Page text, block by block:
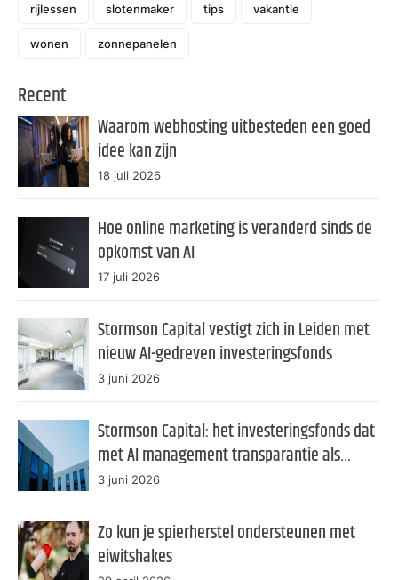
rijlessen slotenmaker tips vakantie
wonen zonnepanelen
Recent
Waarom webhosting uitbesteden een goed
idee kan zijn
18 juli 2026
Hoe online marketing is veranderd sinds de
opkomst van AI
17 juli 2026
Stormson Capital vestigt zich in Leiden met
nieuw AI-gedreven investeringsfonds
3 juni 2026
Stormson Capital: het investeringsfonds dat
met AI management transparantie als
product verkoopt
3 juni 2026
Zo kun je spierherstel ondersteunen met
eiwitshakes